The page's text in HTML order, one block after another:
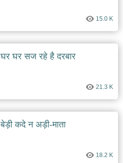
15.0 K
घर घर सज रहे है दरबार
21.3 K
बेड़ी कदे न अड़ी-माता
18.2 K